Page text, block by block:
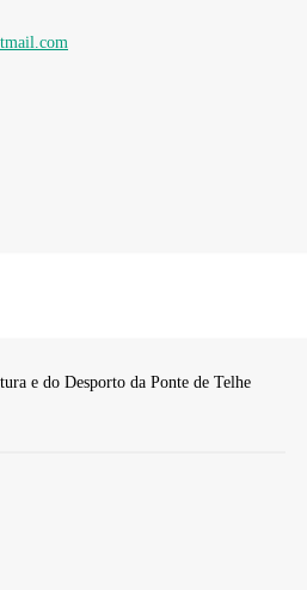
e do Desporto da Ponte de Telhe